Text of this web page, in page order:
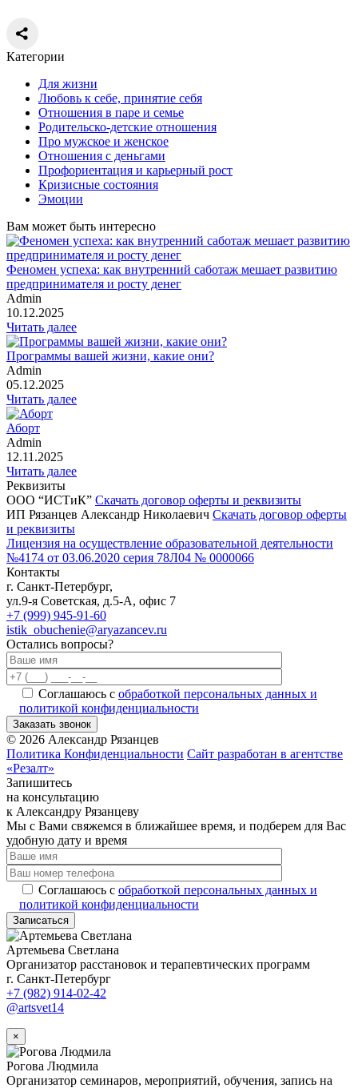
Категории
Для жизни
Любовь к себе, принятие себя
Отношения в паре и семье
Родительско-детские отношения
Про мужское и женское
Отношения с деньгами
Профориентация и карьерный рост
Кризисные состояния
Эмоции
Вам может быть интересно
Феномен успеха: как внутренний саботаж мешает развитию
предпринимателя и росту денег
Admin
10.12.2025
Читать далее
Программы вашей жизни, какие они?
Admin
05.12.2025
Читать далее
Аборт
Admin
12.11.2025
Читать далее
Реквизиты
ООО “ИСТиК” Скачать договор оферты и реквизиты
ИП Рязанцев Александр Николаевич Скачать договор оферты
и реквизиты
Лицензия на осуществление образовательной деятельности
№4174 от 03.06.2020 серия 78Л04 № 0000066
Контакты
г. Санкт-Петербург,
ул.9-я Советская, д.5-А, офис 7
+7 (999) 945-91-60
istik_obuchenie@aryazancev.ru
Остались вопросы?
Соглашаюсь с обработкой персональных данных и
политикой конфиденциальности
Заказать звонок
© 2026 Александр Рязанцев
Политика Конфиденциальности Сайт разработан в агентстве
«Резалт»
Запишитесь
на консультацию
к Александру Рязанцеву
Мы с Вами свяжемся в ближайшее время, и подберем для Вас
удобную дату и время
Соглашаюсь с обработкой персональных данных и
политикой конфиденциальности
Записаться
Артемьева Светлана
Организатор расстановок и терапевтических программ
г. Санкт-Петербург
+7 (982) 914-02-42
@artsvet14
×
Рогова Людмила
Организатор семинаров, мероприятий, обучения, запись на